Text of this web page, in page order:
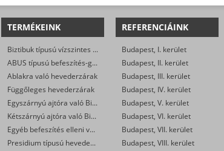
TERMÉKEINK
Biztibuk típusú vízszintes hevederzárak
ABUS típusú befeszítés-gátlók
Ablakra való hevederzárak
Függőleges hevederzárak
Egyszárnyú ajtóra való Biztibuk hevederzár
Kétszárnyú ajtóra való Biztibuk hevederzár
Egyéb befeszítés elleni védelmet ellátó zárak
Presidium típusú hevederzárak
REFERENCIÁINK
Budapest, I. kerület
Budapest, II. kerület
Budapest, III. kerület
Budapest, IV. kerület
Budapest, V. kerület
Budapest, VI. kerület
Budapest, VII. kerület
Budapest, VIII. kerület